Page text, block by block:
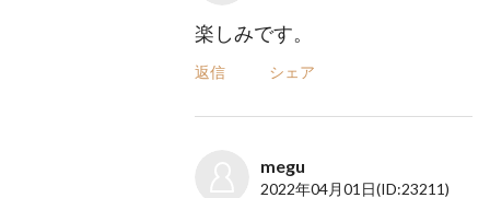
楽しみです。
返信 シェア
megu
2022年04月01日(ID:23211)